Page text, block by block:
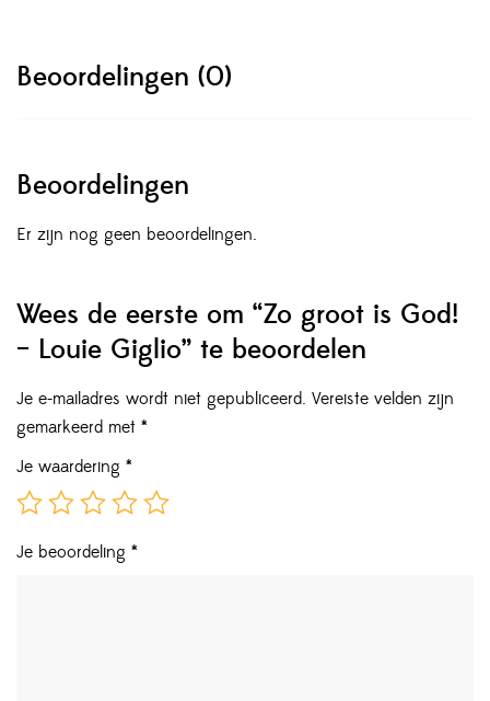
Beoordelingen (0)
Beoordelingen
Er zijn nog geen beoordelingen.
Wees de eerste om “Zo groot is God!
– Louie Giglio” te beoordelen
Je e-mailadres wordt niet gepubliceerd. Vereiste velden zijn
gemarkeerd met *
Je waardering *
Je beoordeling *